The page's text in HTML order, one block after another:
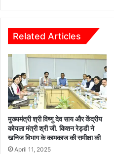
क
रा
वि
क
ने
क
मि
श्न
र
से
औ
र
सु
क्षा
को
ले
क
र
जा
ग
रू
Related Articles
मुख्यमंत्री श्री विष्णु देव साय और केंद्रीय
कोयला मंत्री श्री जी. किशन रेड्डी ने
खनिज विभाग के कामकाज की समीक्षा की
April 11, 2025